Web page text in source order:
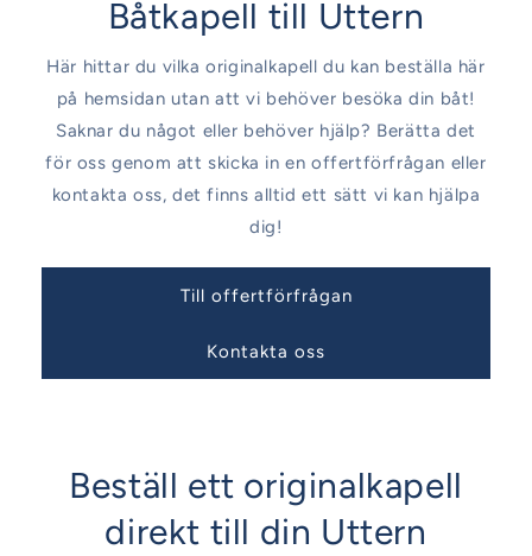
Båtkapell till Uttern
Här hittar du vilka originalkapell du kan beställa här
på hemsidan utan att vi behöver besöka din båt!
Saknar du något eller behöver hjälp? Berätta det
för oss genom att skicka in en offertförfrågan eller
kontakta oss, det finns alltid ett sätt vi kan hjälpa
dig!
Till offertförfrågan
Kontakta oss
Beställ ett originalkapell
direkt till din Uttern